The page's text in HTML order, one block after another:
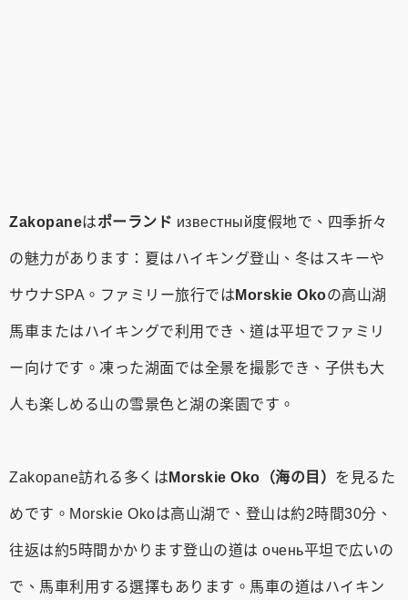
Zakopaneはポーランド известный度假地で、四季折々
の魅力があります：夏はハイキング登山、冬はスキーや
サウナSPA。ファミリー旅行では Morskie Okoの高山湖
馬車またはハイキングで利用でき、道は平坦でファミリ
ー向けです。凍った湖面では全景を撮影でき、子供も大
人も楽しめる山の雪景色と湖の楽園です。
Zakopane訪れる多くは Morskie Oko（海の目） を見るた
めです。Morskie Okoは高山湖で、登山は約2時間30分、
往返は約5時間かかります登山の道は очень平坦で広いの
で、馬車利用する選擇もあります。馬車の道はハイキン